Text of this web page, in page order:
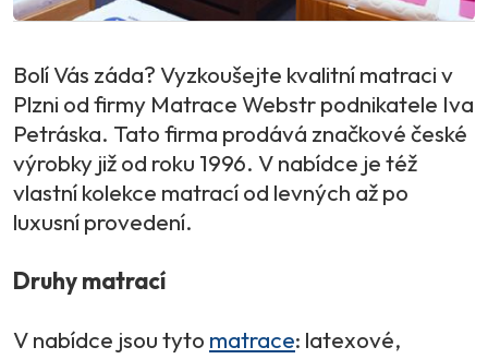
Bolí Vás záda? Vyzkoušejte kvalitní matraci v
Plzni od firmy Matrace Webstr podnikatele Iva
Petráska. Tato firma prodává značkové české
výrobky již od roku 1996. V nabídce je též
vlastní kolekce matrací od levných až po
luxusní provedení.
Druhy matrací
V nabídce jsou tyto matrace: latexové,